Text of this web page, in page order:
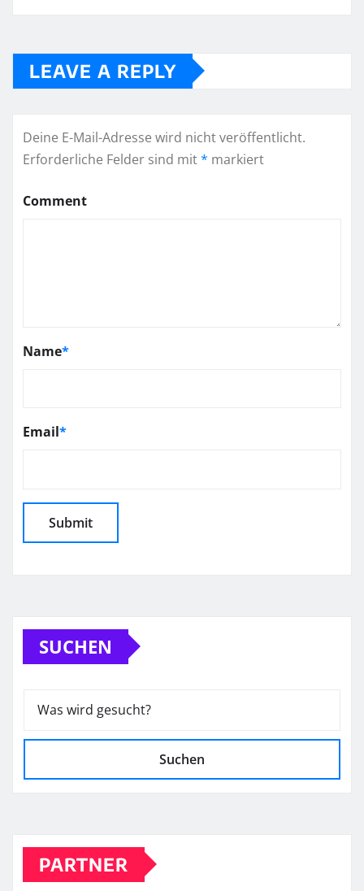
LEAVE A REPLY
Deine E-Mail-Adresse wird nicht veröffentlicht.
Erforderliche Felder sind mit* markiert
Comment
Name*
Email*
SUCHEN
Suchen
PARTNER